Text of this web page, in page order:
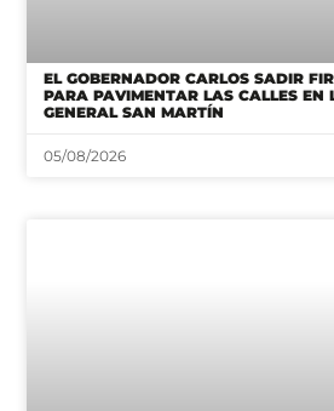
EL GOBERNADOR CARLOS SADIR
PARA PAVIMENTAR LAS CALLES EN
GENERAL SAN MARTÍN
05/08/2026